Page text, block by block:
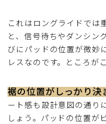
これはロングライドでは
と、信号待ちやダンシン
びにパッドの位置が微妙
レスなのです。ところが
裾の位置がしっかり決
ート感も設計意図の通り
しょう。パッドの位置が